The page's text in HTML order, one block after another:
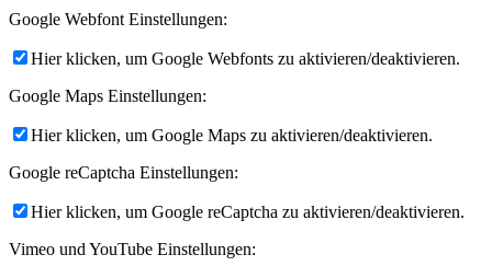
Google Webfont Einstellungen:
Hier klicken, um Google Webfonts zu aktivieren/deaktivieren.
Google Maps Einstellungen:
Hier klicken, um Google Maps zu aktivieren/deaktivieren.
Google reCaptcha Einstellungen:
Hier klicken, um Google reCaptcha zu aktivieren/deaktivieren.
Vimeo und YouTube Einstellungen: